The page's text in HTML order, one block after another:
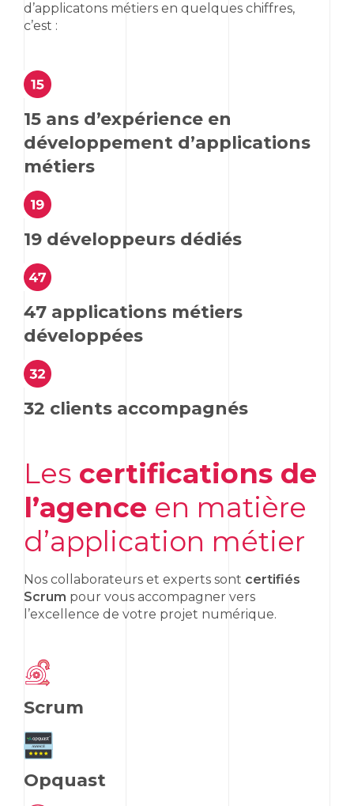
d’applicatons métiers en quelques chiffres,
c’est :
15 ans d’expérience en
développement d’applications
métiers
19 développeurs dédiés
47 applications métiers
développées
32 clients accompagnés
Les certifications de
l’agence en matière
d’application métier
Nos collaborateurs et experts sont certifiés
Scrum pour vous accompagner vers
l’excellence de votre projet numérique.
Scrum
Opquast